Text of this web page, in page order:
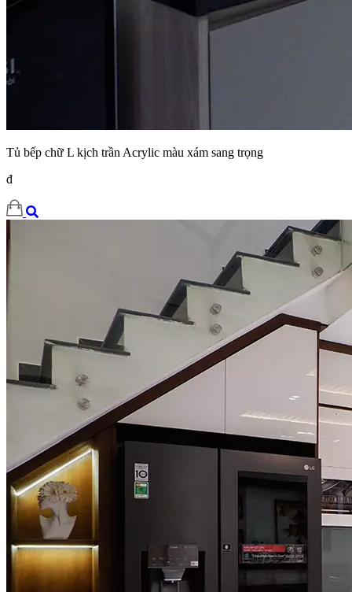
Tủ bếp chữ L kịch trần Acrylic màu xám sang trọng
đ